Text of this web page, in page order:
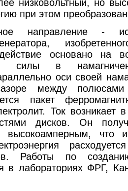
низковольтный, но
при этом
направление -
основано на
силы в
оси своей
между полюсами
пакет
Ток возникает
дисков. Он
высокоамперным, что
Работы по
в лабораториях ФРГ,